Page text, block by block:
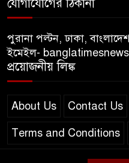
যোগাযোগের ঠিকানা
পুরানা পল্টন, ঢাকা,
ইমেইল-
প্রয়োজনীয় লিঙ্ক
About Us Contact Us
Terms and Conditions